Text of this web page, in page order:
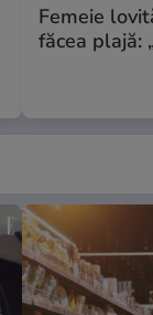
Femeie
făcea plajă: